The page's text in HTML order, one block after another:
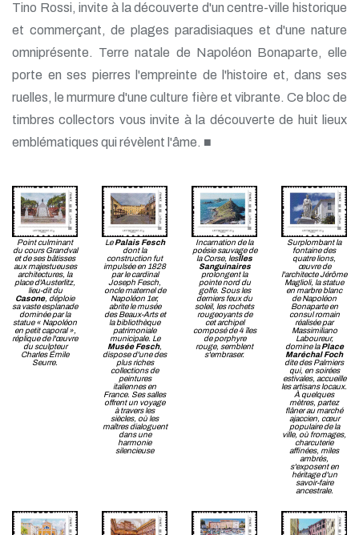
Tino Rossi, invite à la découverte d'un centre-ville historique
et commerçant, de plages paradisiaques et d'une nature
omniprésente. Terre natale de Napoléon Bonaparte, elle
porte en ses pierres l'empreinte de l'histoire et, dans ses
ruelles, le murmure d'une culture fière et vibrante. Ce bloc de
timbres collectors vous invite à la découverte de huit lieux
emblématiques qui révèlent l'âme. ■
Point culminant
du cours Grandval
et de ses bâtisses
aux majestueuses
architectures, la
place d'Austerlitz,
lieu-dit du
Casone, déploie
sa vaste esplanade
dominée par la
statue « Napoléon
en petit caporal »,
réplique de l'œuvre
du sculpteur
Charles Émile
Seurre.
LePalais Fesch
dont la
construction fut
impulsée en 1828
par le cardinal
Joseph Fesch,
oncle maternel de
Napoléon 1er,
abrite le musée
des Beaux-Arts et
la bibliothèque
patrimoniale
municipale. Le
Musée Fesch,
dispose d'une des
plus riches
collections de
peintures
italiennes en
France. Ses salles
offrent un voyage
à travers les
siècles, où les
maîtres dialoguent
dans une
harmonie
silencieuse
Incarnation de la
poésie sauvage de
la Corse, lesÎles
Sanguinaires
prolongent la
pointe nord du
golfe. Sous les
derniers feux du
soleil, les rochets
rougeoyants de
cet archipel
composé de 4 îles
de porphyre
rouge, semblent
s'embraser.
Surplombant la
fontaine des
quatre lions,
œuvre de
l'architecte Jérôme
Maglioli, la statue
en marbre blanc
de Napoléon
Bonaparte en
consul romain
réalisée par
Massimiliano
Laboureur,
domine laPlace
Maréchal Foch
dite des Palmiers
qui, en soirées
estivales, accueille
les artisans locaux.
À quelques
mètres, partez
flâner au marché
ajaccien, cœur
populaire de la
ville, où fromages,
charcuterie
affinées, miles
ambrés,
s'exposent en
héritage d'un
savoir-faire
ancestrale.